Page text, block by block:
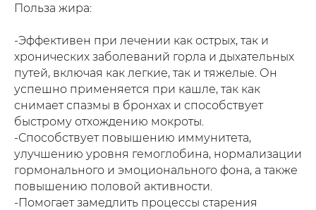
Польза жира:
-Эффективен при лечении как острых, так и
хронических заболеваний горла и дыхательных
путей, включая как легкие, так и тяжелые. Он
успешно применяется при кашле, так как
снимает спазмы в бронхах и способствует
быстрому отхождению мокроты.
-Способствует повышению иммунитета,
улучшению уровня гемоглобина, нормализации
гормонального и эмоционального фона, а также
повышению половой активности.
-Помогает замедлить процессы старения